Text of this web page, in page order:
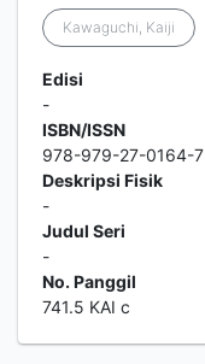
Kawaguchi, Kaiji
Edisi
-
ISBN/ISSN
978-979-27-0164-7
Deskripsi Fisik
-
Judul Seri
-
No. Panggil
741.5 KAI c